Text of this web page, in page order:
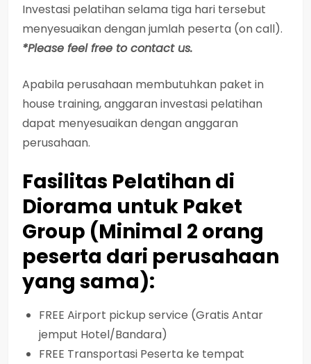
Investasi pelatihan selama tiga hari tersebut
menyesuaikan dengan jumlah peserta (on call).
*Please feel free to contact us.
Apabila perusahaan membutuhkan paket in
house training, anggaran investasi pelatihan
dapat menyesuaikan dengan anggaran
perusahaan.
Fasilitas Pelatihan di
Diorama untuk Paket
Group (Minimal 2 orang
peserta dari perusahaan
yang sama):
FREE Airport pickup service (Gratis Antar
jemput Hotel/Bandara)
FREE Transportasi Peserta ke tempat